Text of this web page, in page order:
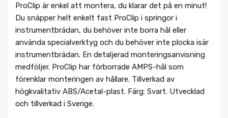
ProClip är enkel att montera, du klarar det på en minut!
Du snäpper helt enkelt fast ProClip i springor i
instrumentbrädan, du behöver inte borra hål eller
använda specialverktyg och du behöver inte plocka isär
instrumentbrädan. En detaljerad monteringsanvisning
medföljer. ProClip har förborrade AMPS-hål som
förenklar monteringen av hållare. Tillverkad av
högkvalitativ ABS/Acetal-plast. Färg: Svart. Utvecklad
och tillverkad i Sverige.